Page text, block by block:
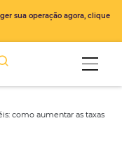
proteger sua operação